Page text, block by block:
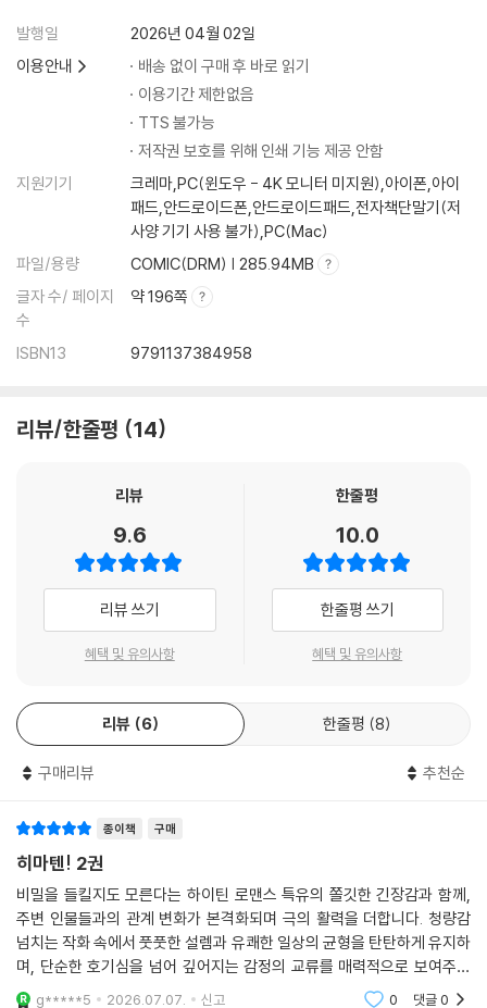
발행일
2026년 04월 02일
이용안내
배송 없이 구매 후 바로 읽기
이용기간 제한없음
TTS 불가능
저작권 보호를 위해 인쇄 기능 제공 안함
지원기기
크레마,PC(윈도우 - 4K 모니터 미지원),아이폰,아이
패드,안드로이드폰,안드로이드패드,전자책단말기(저
사양 기기 사용 불가),PC(Mac)
파일/용량
COMIC(DRM) | 285.94MB
글자 수/ 페이지
수
약 196쪽
ISBN13 9791137384958
리뷰/한줄평 14
리뷰
9.6
리뷰 쓰기
혜택 및 유의사항
한줄평
10.0
한줄평 쓰기
혜택 및 유의사항
리뷰 6 한줄평 8
구매리뷰 추천순
종이책 구매
히마텐! 2권
비밀을 들킬지도 모른다는 하이틴 로맨스 특유의 쫄깃한 긴장감과 함께,
주변 인물들과의 관계 변화가 본격화되며 극의 활력을 더합니다. 청량감
넘치는 작화 속에서 풋풋한 설렘과 유쾌한 일상의 균형을 탄탄하게 유지하
며, 단순한 호기심을 넘어 깊어지는 감정의 교류를 매력적으로 보여주는
에피소드입니다.
g*****5 2026.07.07. 신고 0 댓글0